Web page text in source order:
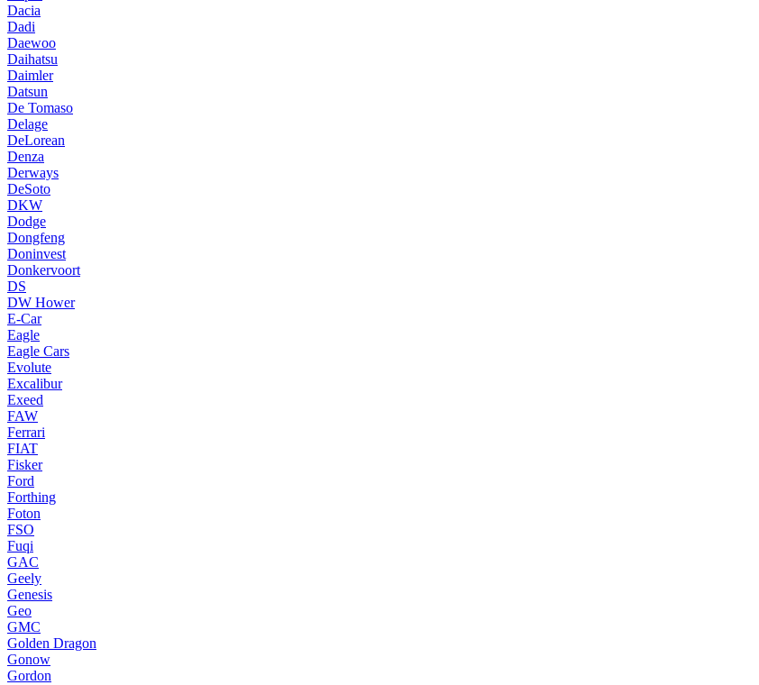
Dacia
Dadi
Daewoo
Daihatsu
Daimler
Datsun
De Tomaso
Delage
DeLorean
Denza
Derways
DeSoto
DKW
Dodge
Dongfeng
Doninvest
Donkervoort
DS
DW Hower
E-Car
Eagle
Eagle Cars
Evolute
Excalibur
Exeed
FAW
Ferrari
FIAT
Fisker
Ford
Forthing
Foton
FSO
Fuqi
GAC
Geely
Genesis
Geo
GMC
Golden Dragon
Gonow
Gordon